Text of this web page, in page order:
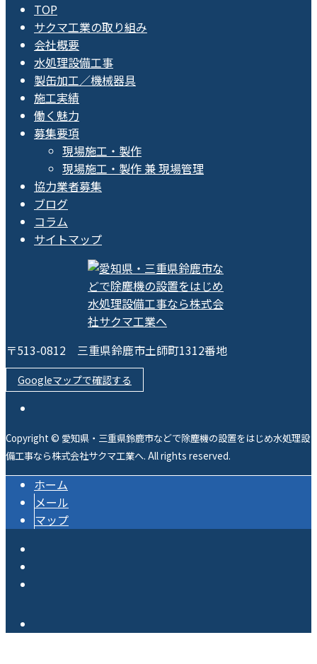
TOP
サクマ工業の取り組み
会社概要
水処理設備工事
製缶加工／機械器具
施工実績
働く魅力
募集要項
現場施工・製作
現場施工・製作 兼 現場管理
協力業者募集
ブログ
コラム
サイトマップ
〒513-0812 三重県鈴鹿市土師町1312番地
Googleマップで確認する
Copyright © 愛知県・三重県鈴鹿市などで除塵機の設置をはじめ水処理設
備工事なら株式会社サクマ工業へ. All rights reserved.
ホーム
メール
マップ